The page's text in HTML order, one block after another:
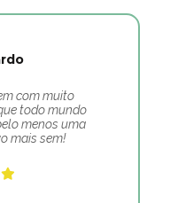
com muito
todo mundo
menos uma
mais sem!